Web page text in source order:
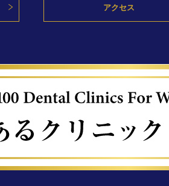
アクセス